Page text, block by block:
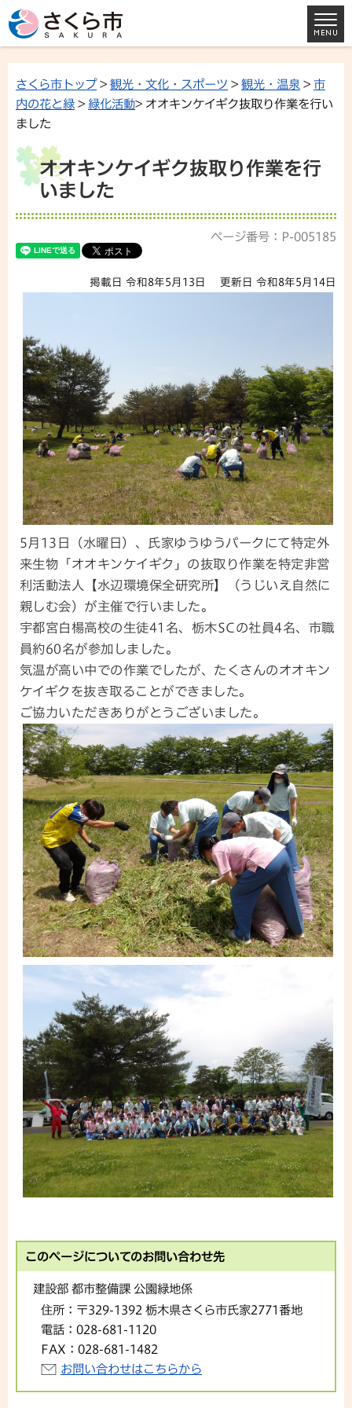
さくら市トップ> 観光・文化・スポーツ > 観光・温泉 > 市
内の花と緑 > 緑化活動> オオキンケイギク抜取り作業を行い
ました
オオキンケイギク抜取り作業を行
いました
ページ番号：P-005185
掲載日 令和8年5月13日 更新日 令和8年5月14日
5月13日（水曜日）、氏家ゆうゆうパークにて特定外
来生物「オオキンケイギク」の抜取り作業を特定非営
利活動法人【水辺環境保全研究所】（うじいえ自然に
親しむ会）が主催で行いました。
宇都宮白楊高校の生徒41名、栃木SCの社員4名、市職
員約60名が参加しました。
気温が高い中での作業でしたが、たくさんのオオキン
ケイギクを抜き取ることができました。
ご協力いただきありがとうございました。
このページについてのお問い合わせ先
建設部 都市整備課 公園緑地係
住所： 〒329-1392 栃木県さくら市氏家2771番地
電話： 028-681-1120
FAX： 028-681-1482
お問い合わせはこちらから